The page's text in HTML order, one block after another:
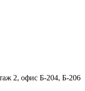
2, офис Б-204, Б-206